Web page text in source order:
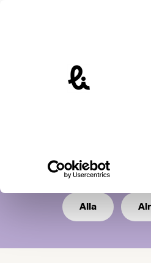
Livsmedelsföretagen
Här samlar
och annat
Alla